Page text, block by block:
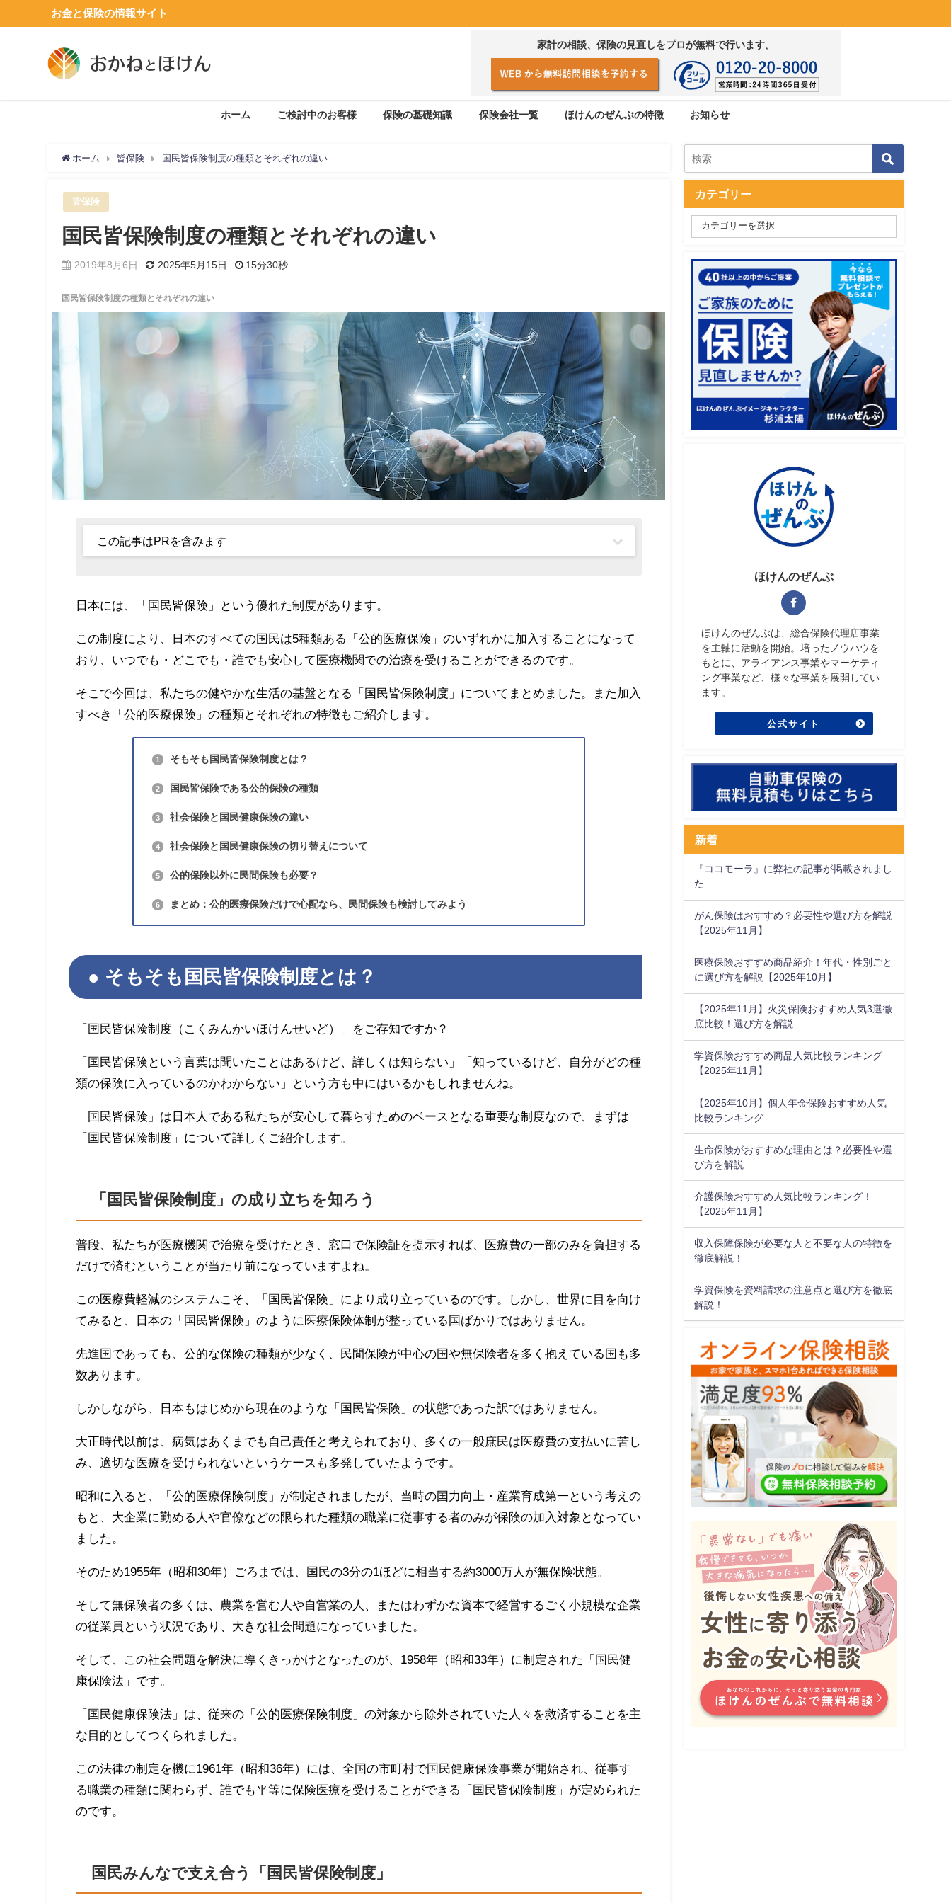
お金と保険の情報サイト
家計の相談、保険の見直しをプロが無料で行います。
ホーム ご検討中のお客様 保険の基礎知識 保険会社一覧 ほけんのぜんぶの特徴 お知らせ
ホーム 皆保険 国民皆保険制度の種類とそれぞれの違い
皆保険
国民皆保険制度の種類とそれぞれの違い
2019年8月6日 2025年5月15日 15分30秒
国民皆保険制度の種類とそれぞれの違い
この記事はPRを含みます
日本には、「国民皆保険」という優れた制度があります。
この制度により、日本のすべての国民は5種類ある「公的医療保険」のいずれかに加入することになって
おり、いつでも・どこでも・誰でも安心して医療機関での治療を受けることができるのです。
そこで今回は、私たちの健やかな生活の基盤となる「国民皆保険制度」についてまとめました。また加入
すべき「公的医療保険」の種類とそれぞれの特徴もご紹介します。
1 そもそも国民皆保険制度とは？
2 国民皆保険である公的保険の種類
3 社会保険と国民健康保険の違い
4 社会保険と国民健康保険の切り替えについて
5 公的保険以外に民間保険も必要？
6 まとめ：公的医療保険だけで心配なら、民間保険も検討してみよう
そもそも国民皆保険制度とは？
「国民皆保険制度（こくみんかいほけんせいど）」をご存知ですか？
「国民皆保険という言葉は聞いたことはあるけど、詳しくは知らない」「知っているけど、自分がどの種
類の保険に入っているのかわからない」という方も中にはいるかもしれませんね。
「国民皆保険」は日本人である私たちが安心して暮らすためのベースとなる重要な制度なので、まずは
「国民皆保険制度」について詳しくご紹介します。
「国民皆保険制度」の成り立ちを知ろう
普段、私たちが医療機関で治療を受けたとき、窓口で保険証を提示すれば、医療費の一部のみを負担する
だけで済むということが当たり前になっていますよね。
この医療費軽減のシステムこそ、「国民皆保険」により成り立っているのです。しかし、世界に目を向け
てみると、日本の「国民皆保険」のように医療保険体制が整っている国ばかりではありません。
先進国であっても、公的な保険の種類が少なく、民間保険が中心の国や無保険者を多く抱えている国も多
数あります。
しかしながら、日本もはじめから現在のような「国民皆保険」の状態であった訳ではありません。
大正時代以前は、病気はあくまでも自己責任と考えられており、多くの一般庶民は医療費の支払いに苦し
み、適切な医療を受けられないというケースも多発していたようです。
昭和に入ると、「公的医療保険制度」が制定されましたが、当時の国力向上・産業育成第一という考えの
もと、大企業に勤める人や官僚などの限られた種類の職業に従事する者のみが保険の加入対象となってい
ました。
そのため1955年（昭和30年）ごろまでは、国民の3分の1ほどに相当する約3000万人が無保険状態。
そして無保険者の多くは、農業を営む人や自営業の人、またはわずかな資本で経営するごく小規模な企業
の従業員という状況であり、大きな社会問題になっていました。
そして、この社会問題を解決に導くきっかけとなったのが、1958年（昭和33年）に制定された「国民健
康保険法」です。
「国民健康保険法」は、従来の「公的医療保険制度」の対象から除外されていた人々を救済することを主
な目的としてつくられました。
この法律の制定を機に1961年（昭和36年）には、全国の市町村で国民健康保険事業が開始され、従事す
る職業の種類に関わらず、誰でも平等に保険医療を受けることができる「国民皆保険制度」が定められた
のです。
国民みんなで支え合う「国民皆保険制度」
カテゴリー
ほけんのぜんぶ
ほけんのぜんぶは、総合保険代理店事業
を主軸に活動を開始。培ったノウハウを
もとに、アライアンス事業やマーケティ
ング事業など、様々な事業を展開してい
ます。
公式サイト
新着
『ココモーラ』に弊社の記事が掲載されまし
た
がん保険はおすすめ？必要性や選び方を解説
【2025年11月】
医療保険おすすめ商品紹介！年代・性別ごと
に選び方を解説【2025年10月】
【2025年11月】火災保険おすすめ人気3選徹
底比較！選び方を解説
学資保険おすすめ商品人気比較ランキング
【2025年11月】
【2025年10月】個人年金保険おすすめ人気
比較ランキング
生命保険がおすすめな理由とは？必要性や選
び方を解説
介護保険おすすめ人気比較ランキング！
【2025年11月】
収入保障保険が必要な人と不要な人の特徴を
徹底解説！
学資保険を資料請求の注意点と選び方を徹底
解説！